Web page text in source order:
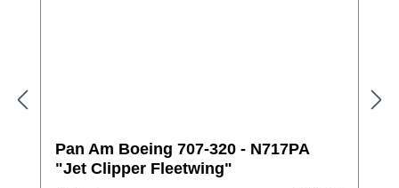
Pan Am Boeing 707-320 - N717PA
"Jet Clipper Fleetwing"